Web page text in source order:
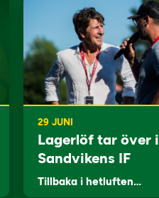
29 JUNI
Lagerlöf tar över i
Sandvikens IF
Tillbaka i hetluften…